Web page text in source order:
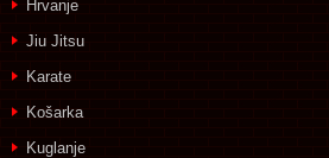
Hrvanje
Jiu Jitsu
Karate
Košarka
Kuglanje